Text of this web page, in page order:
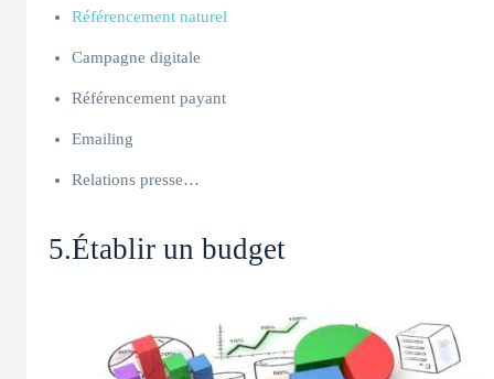
Référencement naturel
Campagne digitale
Référencement payant
Emailing
Relations presse…
5.Établir un budget